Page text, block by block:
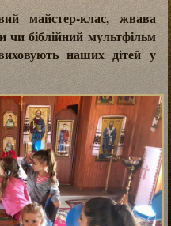
майстер-клас, жвава
чи біблійний мультфільм
наших дітей у